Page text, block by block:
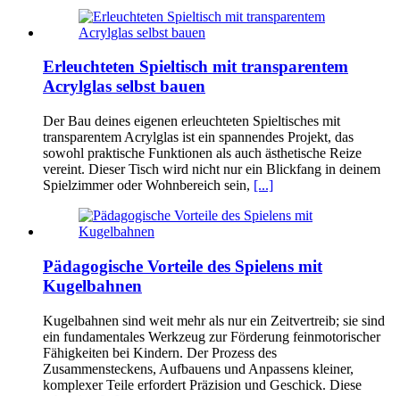
Erleuchteten Spieltisch mit transparentem
Acrylglas selbst bauen
Der Bau deines eigenen erleuchteten Spieltisches mit
transparentem Acrylglas ist ein spannendes Projekt, das
sowohl praktische Funktionen als auch ästhetische Reize
vereint. Dieser Tisch wird nicht nur ein Blickfang in deinem
Spielzimmer oder Wohnbereich sein, [...]
Pädagogische Vorteile des Spielens mit
Kugelbahnen
Kugelbahnen sind weit mehr als nur ein Zeitvertreib; sie sind
ein fundamentales Werkzeug zur Förderung feinmotorischer
Fähigkeiten bei Kindern. Der Prozess des
Zusammensteckens, Aufbauens und Anpassens kleiner,
komplexer Teile erfordert Präzision und Geschick. Diese